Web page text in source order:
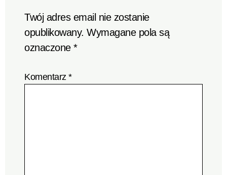
Twój adres email nie zostanie
opublikowany. Wymagane pola są
oznaczone*
Komentarz*